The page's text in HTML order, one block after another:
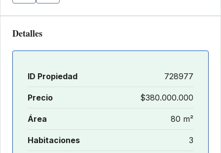
Detalles
ID Propiedad 728977
Precio $380.000.000
Área 80 m²
Habitaciones 3